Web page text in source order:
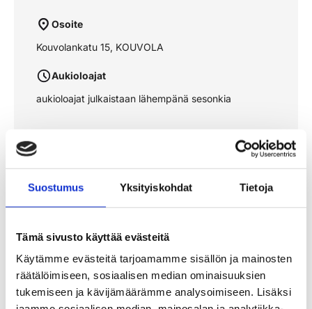
Suostumus Yksityiskohdat Tietoja
Tämä sivusto käyttää evästeitä
Käytämme evästeitä tarjoamamme sisällön ja mainosten
räätälöimiseen, sosiaalisen median ominaisuuksien
tukemiseen ja kävijämäärämme analysoimiseen. Lisäksi
Osoite
Kouvolankatu 15, KOUVOLA
Aukioloajat
aukioloajat julkaistaan lähempänä sesonkia